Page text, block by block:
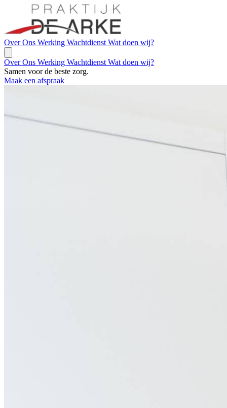
Over Ons Werking Wachtdienst Wat doen wij?
Over Ons Werking Wachtdienst Wat doen wij?
Samen voor de beste zorg.
Maak een afspraak